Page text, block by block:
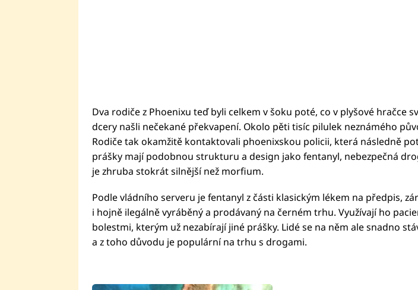
Dva rodiče z Phoenixu teď byli celkem v šoku poté, co v plyšové hračce
dcery našli nečekané překvapení. Okolo pěti tisíc pilulek neznámého
Rodiče tak okamžitě kontaktovali phoenixskou policii, která následně
prášky mají podobnou strukturu a design jako fentanyl, nebezpečná
je zhruba stokrát silnější než morfium.
Podle vládního serveru je fentanyl z části klasickým lékem na předpis,
i hojně ilegálně vyráběný a prodávaný na černém trhu. Využívají ho
bolestmi, kterým už nezabírají jiné prášky. Lidé se na něm ale snadno
a z toho důvodu je populární na trhu s drogami.